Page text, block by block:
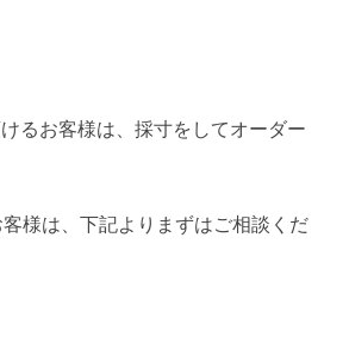
るお客様は、採寸をしてオーダー
様は、下記よりまずはご相談くだ